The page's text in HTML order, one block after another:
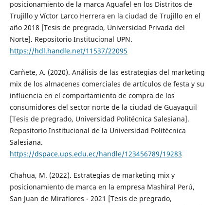
posicionamiento de la marca Aguafel en los Distritos de
Trujillo y Víctor Larco Herrera en la ciudad de Trujillo en el
año 2018 [Tesis de pregrado, Universidad Privada del
Norte]. Repositorio Institucional UPN.
https://hdl.handle.net/11537/22095
Carñete, A. (2020). Análisis de las estrategias del marketing
mix de los almacenes comerciales de artículos de festa y su
influencia en el comportamiento de compra de los
consumidores del sector norte de la ciudad de Guayaquil
[Tesis de pregrado, Universidad Politécnica Salesiana].
Repositorio Institucional de la Universidad Politécnica
Salesiana.
https://dspace.ups.edu.ec/handle/123456789/19283
Chahua, M. (2022). Estrategias de marketing mix y
posicionamiento de marca en la empresa Mashiral Perú,
San Juan de Miraflores - 2021 [Tesis de pregrado,